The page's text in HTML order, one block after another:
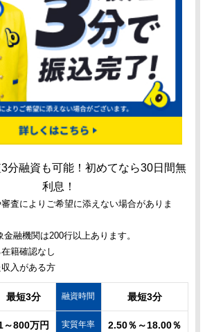
分融資も可能！初めてなら30日間無
利息！
査によりご希望に添えない場合がありま
融機関は200行以上あります。
籍確認なし
入がある方
最短3分 融資時間 最短3分
～800万円 実質年率 2.50％～18.00％